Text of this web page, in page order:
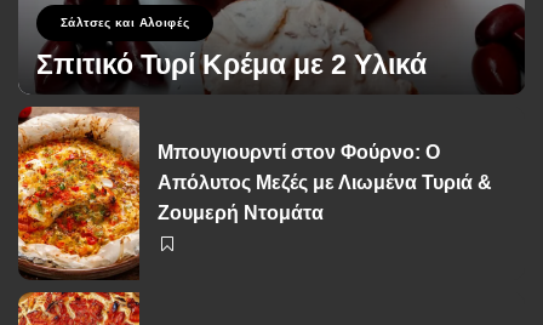
Σάλτσες και Αλοιφές
Σπιτικό Τυρί Κρέμα με 2 Υλικά
Posted
by
George Zolis 4 Φεβρουαρίου 2024
Μπουγιουρντί στον Φούρνο: Ο
Απόλυτος Μεζές με Λιωμένα Τυριά &
Ζουμερή Ντομάτα